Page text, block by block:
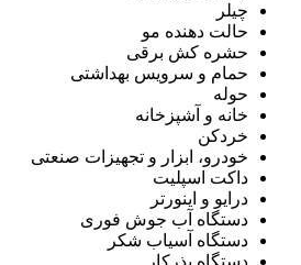
چیلر
حالت دهنده مو
حشره کش برقی
حمام و سرویس بهداشتی
حوله
خانه و آشپزخانه
خردکن
خودرو، ابزار و تجهیزات صنعتی
داکت اسپلیت
درایو و اینورتر
دستگاه آب جوش فوری
دستگاه آسیاب شکر
دستگاه بذرکار